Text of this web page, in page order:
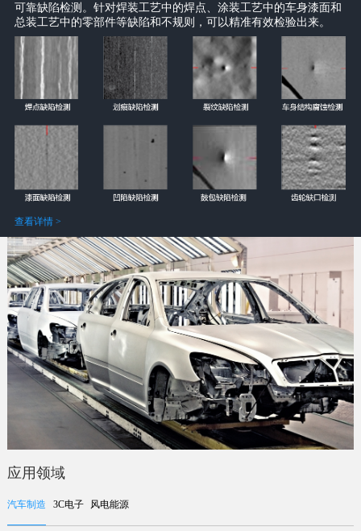
可靠缺陷检测。针对焊装工艺中的焊点、涂装工艺中的车身漆面和
总装工艺中的零部件等缺陷和不规则，可以精准有效检验出来。
查看详情 >
应用领域
汽车制造 3C电子 风电能源